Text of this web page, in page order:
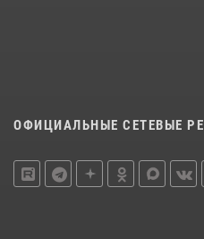
ОФИЦИАЛЬНЫЕ СЕТЕВЫЕ